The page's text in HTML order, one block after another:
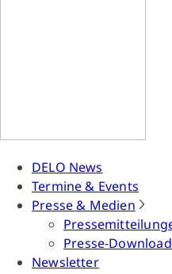
DELO News
Termine & Events
Presse & Medien
Presse-
Newsletter